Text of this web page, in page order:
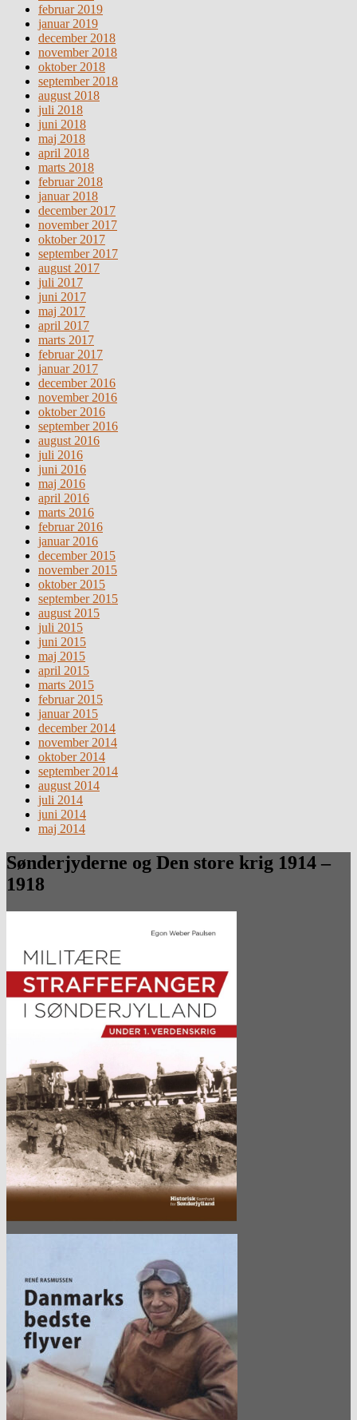
februar 2019
januar 2019
december 2018
november 2018
oktober 2018
september 2018
august 2018
juli 2018
juni 2018
maj 2018
april 2018
marts 2018
februar 2018
januar 2018
december 2017
november 2017
oktober 2017
september 2017
august 2017
juli 2017
juni 2017
maj 2017
april 2017
marts 2017
februar 2017
januar 2017
december 2016
november 2016
oktober 2016
september 2016
august 2016
juli 2016
juni 2016
maj 2016
april 2016
marts 2016
februar 2016
januar 2016
december 2015
november 2015
oktober 2015
september 2015
august 2015
juli 2015
juni 2015
maj 2015
april 2015
marts 2015
februar 2015
januar 2015
december 2014
november 2014
oktober 2014
september 2014
august 2014
juli 2014
juni 2014
maj 2014
Sønderjyderne og Den store krig 1914 –
1918